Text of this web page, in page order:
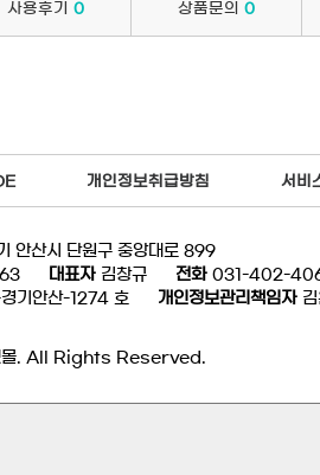
사용후기 0 상품문의 0
개인정보취급방침 서비
안산시 단원구 중앙대로 899
대표자 김창규 전화 031-402-
기안산-1274 호 개인정보관리책임자
. All Rights Reserved.